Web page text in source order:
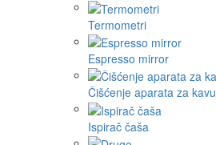
Termometri
Espresso mirror
Čišćenje aparata za kavu
Ispirač čaša